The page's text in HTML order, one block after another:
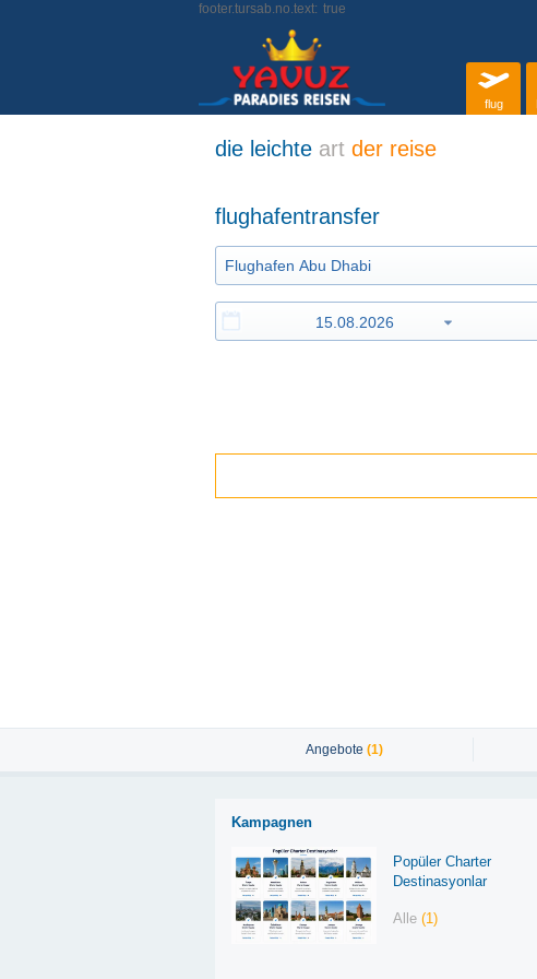
footer.tursab.no.text: true
flug
die leichte art der reise
flughafentransfer
Angebote (1)
Kampagnen
Popüler Charter
Destinasyonlar
Alle(1)